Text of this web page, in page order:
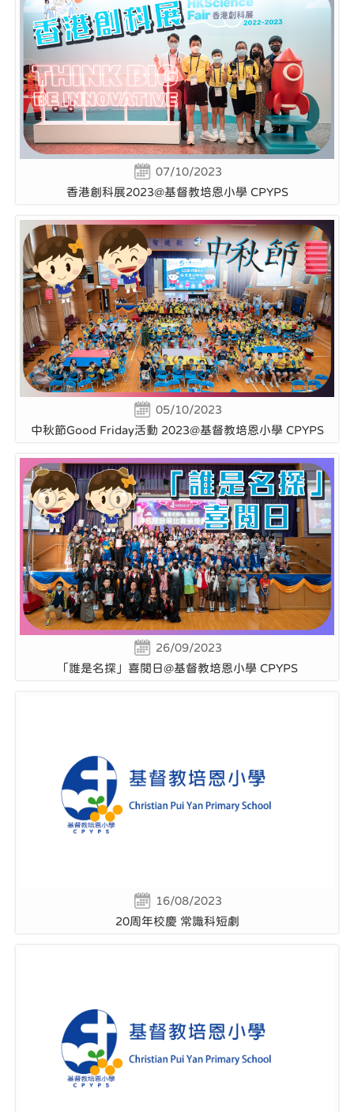
07/10/2023
香港創科展2023@基督教培恩小學 CPYPS
05/10/2023
中秋節Good Friday活動 2023@基督教培恩小學 CPYPS
26/09/2023
「誰是名探」喜閱日@基督教培恩小學 CPYPS
16/08/2023
20周年校慶 常識科短劇